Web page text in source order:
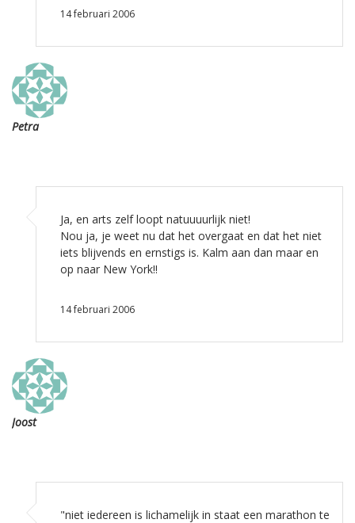
14 februari 2006
Petra
Ja, en arts zelf loopt natuuuurlijk niet!
Nou ja, je weet nu dat het overgaat en dat het niet
iets blijvends en ernstigs is. Kalm aan dan maar en
op naar New York!!
14 februari 2006
Joost
"niet iedereen is lichamelijk in staat een marathon te